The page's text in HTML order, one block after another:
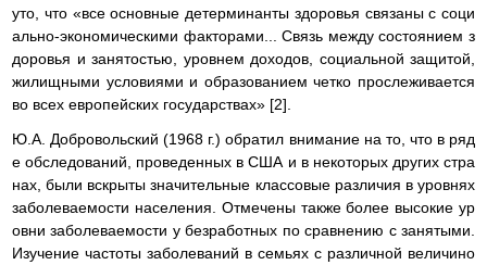
уто, что «все основные детерминанты здоровья связаны с соци
ально-экономическими факторами... Связь между состоянием з
доровья и занятостью, уровнем доходов, социальной защитой,
жилищными условиями и образованием четко прослеживается
во всех европейских государствах» [2].
Ю.А. Добровольский (1968 г.) обратил внимание на то, что в ряд
е обследований, проведенных в США и в некоторых других стра
нах, были вскрыты значительные классовые различия в уровнях
заболеваемости населения. Отмечены также более высокие ур
овни заболеваемости у безработных по сравнению с занятыми.
Изучение частоты заболеваний в семьях с различной величино